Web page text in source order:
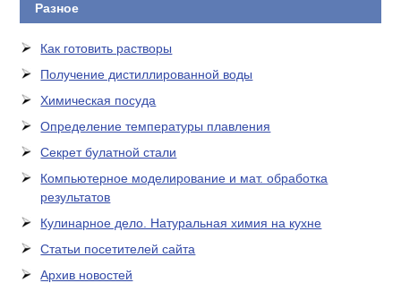
Разное
Как готовить растворы
Получение дистиллированной воды
Химическая посуда
Определение температуры плавления
Секрет булатной стали
Компьютерное моделирование и мат. обработка
результатов
Кулинарное дело. Натуральная химия на кухне
Статьи посетителей сайта
Архив новостей